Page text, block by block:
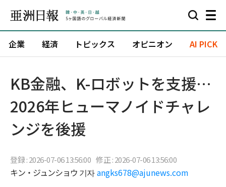
企業 経済 トピックス オピニオン AI PICK
KB金融、K-ロボットを支援…
2026年ヒューマノイドチャレ
ンジを後援
登録 : 2026-07-06 13:56:00 修正 : 2026-07-06 13:56:00
キン・ジュンショウ 기자 angks678@ajunews.com